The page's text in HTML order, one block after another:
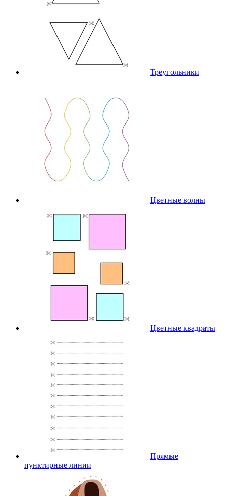
Треугольники
Цветные волны
Цветные квадраты
Прямые
пунктирные линии